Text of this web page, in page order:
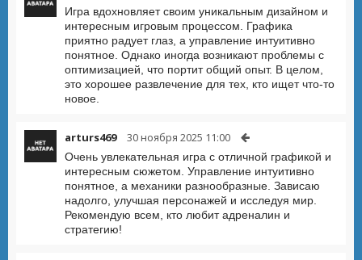
Игра вдохновляет своим уникальным дизайном и
интересным игровым процессом. Графика
приятно радует глаз, а управление интуитивно
понятное. Однако иногда возникают проблемы с
оптимизацией, что портит общий опыт. В целом,
это хорошее развлечение для тех, кто ищет что-то
новое.
arturs469 30 ноября 2025 11:00
Очень увлекательная игра с отличной графикой и
интересным сюжетом. Управление интуитивно
понятное, а механики разнообразные. Зависаю
надолго, улучшая персонажей и исследуя мир.
Рекомендую всем, кто любит адреналин и
стратегию!